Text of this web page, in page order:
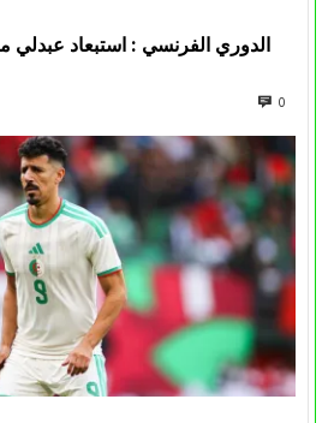
الدوري الفرنسي : استبعاد عبدلي
0